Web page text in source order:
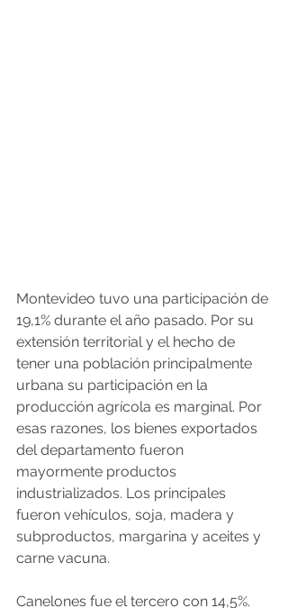
Montevideo tuvo una participación de
19,1% durante el año pasado. Por su
extensión territorial y el hecho de
tener una población principalmente
urbana su participación en la
producción agrícola es marginal. Por
esas razones, los bienes exportados
del departamento fueron
mayormente productos
industrializados. Los principales
fueron vehículos, soja, madera y
subproductos, margarina y aceites y
carne vacuna.
Canelones fue el tercero con 14,5%.